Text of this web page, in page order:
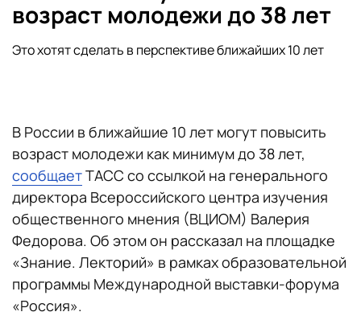
возраст молодежи до 38 лет
Это хотят сделать в перспективе ближайших 10 лет
В России в ближайшие 10 лет могут повысить
возраст молодежи как минимум до 38 лет,
сообщаетТАСС со ссылкой на генерального
директора Всероссийского центра изучения
общественного мнения (ВЦИОМ) Валерия
Федорова. Об этом он рассказал на площадке
«Знание. Лекторий» в рамках образовательной
программы Международной выставки-форума
«Россия».